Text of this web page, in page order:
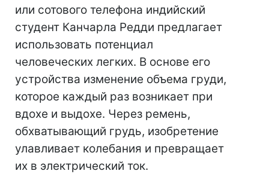
или сотового телефона индийский
студент Канчарла Редди предлагает
использовать потенциал
человеческих легких. В основе его
устройства изменение объема груди,
которое каждый раз возникает при
вдохе и выдохе. Через ремень,
обхватывающий грудь, изобретение
улавливает колебания и превращает
их в электрический ток.